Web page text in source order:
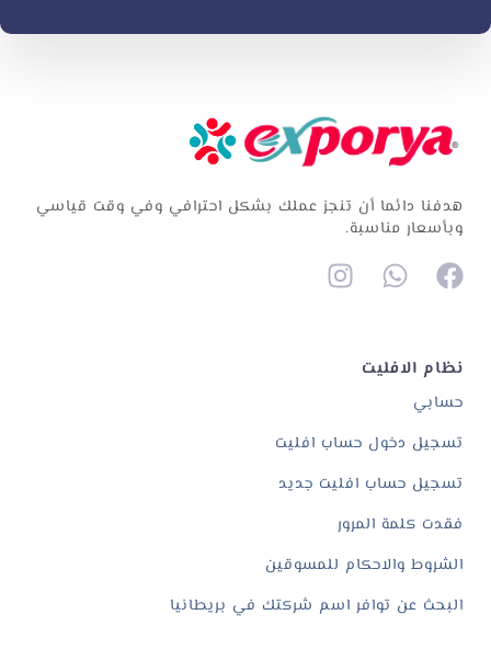
هدفنا دائما أن تنجز عملك بشكل احترافي وفي وقت قياسي
وبأسعار مناسبة.
نظام الافليت
حسابي
تسجيل دخول حساب افليت
تسجيل حساب افليت جديد
فقدت كلمة المرور
الشروط والاحكام للمسوقين
البحث عن توافر اسم شركتك في بريطانيا